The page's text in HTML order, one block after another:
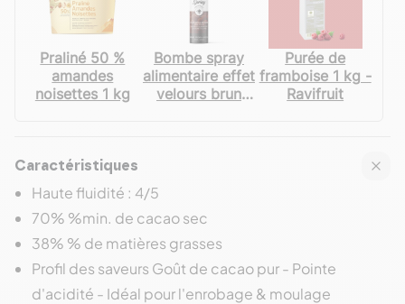
Praliné 50 %
amandes
noisettes 1 kg
Bombe spray
alimentaire effet
velours brun
Purée de
framboise 1 kg -
Ravifruit
Caractéristiques
Haute fluidité : 4/5
70% %min. de cacao sec
38% % de matières grasses
Profil des saveurs Goût de cacao pur - Pointe
d'acidité - Idéal pour l'enrobage & moulage